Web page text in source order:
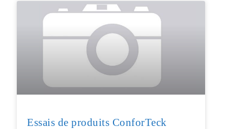
Essais de produits ConforTeck